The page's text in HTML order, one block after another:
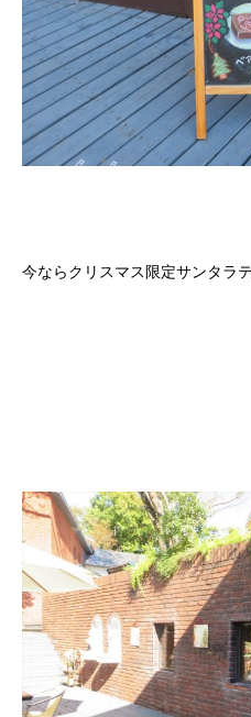
今ならクリスマス限定サンタラ